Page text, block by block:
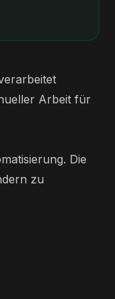
Arbeit für
Die
zu